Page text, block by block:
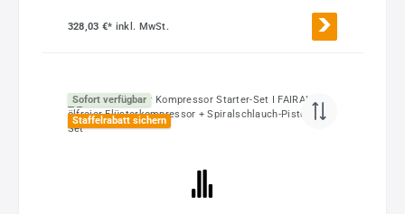
328,03 €* inkl. MwSt.
Sofort verfügbar
Staffelrabatt sichern